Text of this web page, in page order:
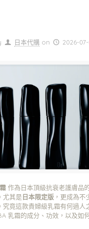
日本代購 on 2026-
作為日本頂級抗衰老護膚品
尤其是日本限定版，更成為不
究竟這款貴婦級乳霜有何過人
乳霜的成分、功效，以及如